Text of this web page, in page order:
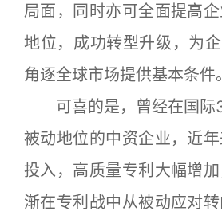
局面，同时亦可全面提高
地位，成功转型升级，为
角逐全球市场提供基本条件。
可喜的是，曾经在国际
被动地位的中资企业，近
投入，高质量专利大幅增
渐在专利战中从被动应对